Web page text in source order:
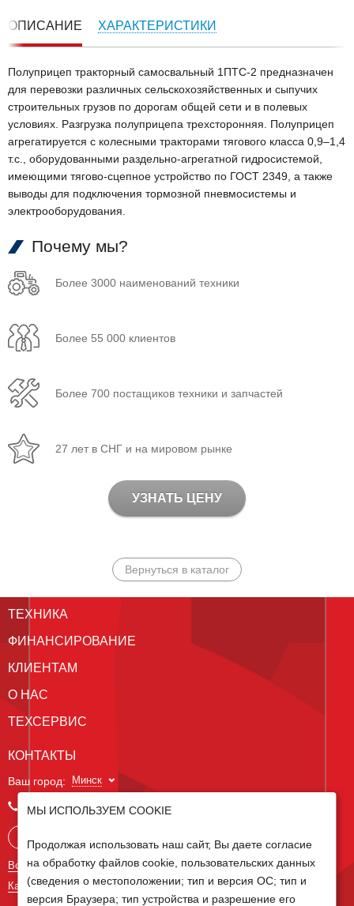
ОПИСАНИЕ ХАРАКТЕРИСТИКИ
Полуприцеп тракторный самосвальный 1ПТС-2 предназначен
для перевозки различных сельскохозяйственных и сыпучих
строительных грузов по дорогам общей сети и в полевых
условиях. Разгрузка полуприцепа трехсторонняя. Полуприцеп
агрегатируется с колесными тракторами тягового класса 0,9–1,4
т.с., оборудованными раздельно-агрегатной гидросистемой,
имеющими тягово-сцепное устройство по ГОСТ 2349, а также
выводы для подключения тормозной пневмосистемы и
электрооборудования.
Почему мы?
Более 3000 наименований техники
Более 55 000 клиентов
Более 700 постащиков техники и запчастей
27 лет в СНГ и на мировом рынке
УЗНАТЬ ЦЕНУ
Вернуться в каталог
ТЕХНИКА
ФИНАНСИРОВАНИЕ
КЛИЕНТАМ
О НАС
ТЕХСЕРВИС
КОНТАКТЫ
Ваш город: Минск
+375 29 238 97 34
Все контакты
Карта сайта
МЫ ИСПОЛЬЗУЕМ COOKIE
Продолжая использовать наш сайт, Вы даете согласие
на обработку файлов cookie, пользовательских данных
(сведения о местоположении; тип и версия ОС; тип и
версия Браузера; тип устройства и разрешение его